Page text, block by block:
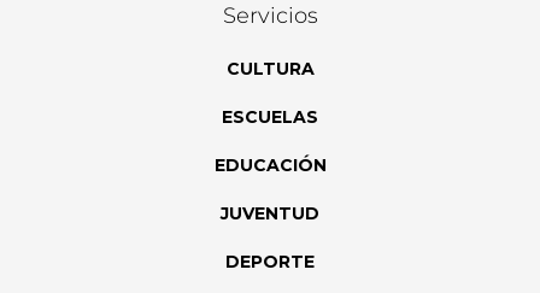
Servicios
CULTURA
ESCUELAS
EDUCACIÓN
JUVENTUD
DEPORTE